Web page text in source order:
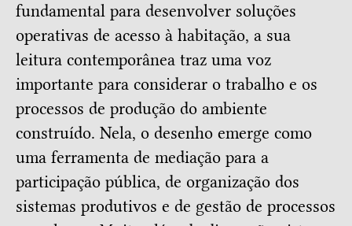
fundamental para desenvolver soluções
operativas de acesso à habitação, a sua
leitura contemporânea traz uma voz
importante para considerar o trabalho e os
processos de produção do ambiente
construído. Nela, o desenho emerge como
uma ferramenta de mediação para a
participação pública, de organização dos
sistemas produtivos e de gestão de processos